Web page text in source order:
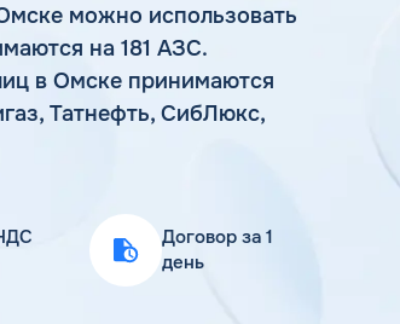
Наши города
расхода топлива
Статьи
можно использовать
на 181 АЗС.
в Омске принимаются
Татнефть, СибЛюкс,
Договор за 1
день